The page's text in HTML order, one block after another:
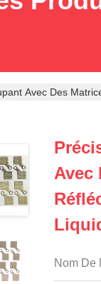
Avec Des
Avec
Nom De